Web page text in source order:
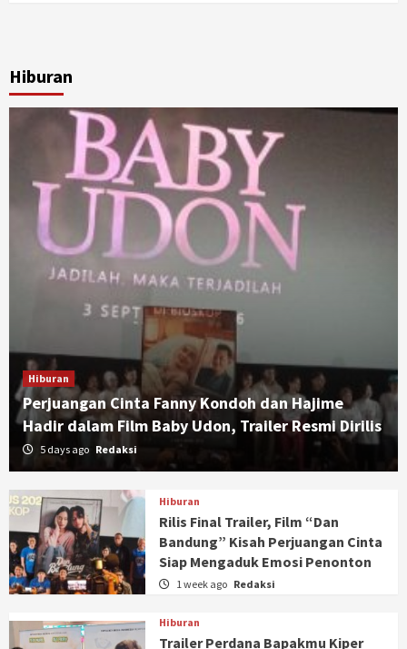
Hiburan
Hiburan
Perjuangan Cinta Fanny Kondoh dan Hajime
Hadir dalam Film Baby Udon, Trailer Resmi Dirilis
5 days ago Redaksi
Hiburan
Rilis Final Trailer, Film “Dan
Bandung” Kisah Perjuangan Cinta
Siap Mengaduk Emosi Penonton
1 week ago Redaksi
Hiburan
Trailer Perdana Bapakmu Kiper